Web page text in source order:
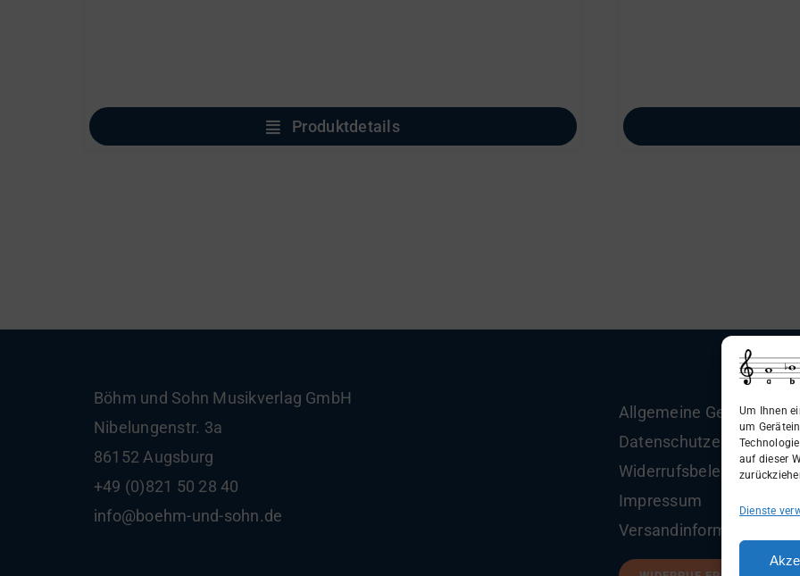
Um Ihnen
um
auf dieser
Dienste
Produktdetails
Böhm und Sohn Musikverlag GmbH
Nibelungenstr. 3a
86152 Augsburg
+49 (0)821 50 28 40
info@boehm-und-sohn.de
Allgemeine
Datenschutzerklärung
Widerrufsbelehrung
Impressum
Versandinformationen